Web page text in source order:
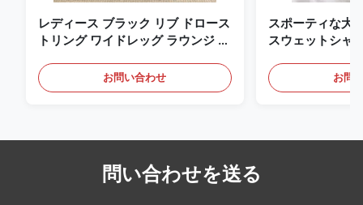
レディース ブラック リブ ドロース
トリング ワイドレッグ ラウンジ パ
お問い合わせ
スポーティな大
スウェットシャ
お問
問い合わせを送る